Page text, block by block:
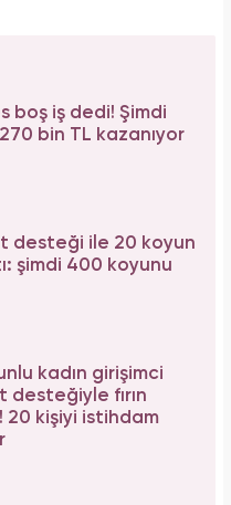
boş iş dedi! Şimdi
bin TL kazanıyor
desteği ile 20 koyun
şimdi 400 koyunu
kadın girişimci
desteğiyle fırın
20 kişiyi istihdam